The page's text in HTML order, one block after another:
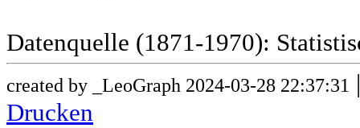
Datenquelle (1871-1970):
created by _LeoGraph 2024-03-28 22:37:31
Drucken